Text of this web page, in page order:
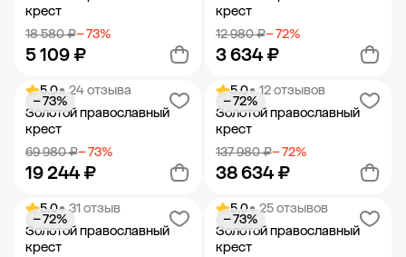
крест
18 580 ₽− 73%
5 109 ₽
Добавить в корзину
крест
12 980 ₽− 72%
3 634 ₽
Добавить в корзину
5.0• 24 отзыва
Золотой православный
крест
69 980 ₽− 73%
19 244 ₽
− 73%
Добавить в корзину
5.0• 12 отзывов
Золотой православный
крест
137 980 ₽− 72%
38 634 ₽
− 72%
Добавить в корзину
5.0• 31 отзыв
Золотой православный
крест
− 72%
5.0• 25 отзывов
Золотой православный
крест
− 73%